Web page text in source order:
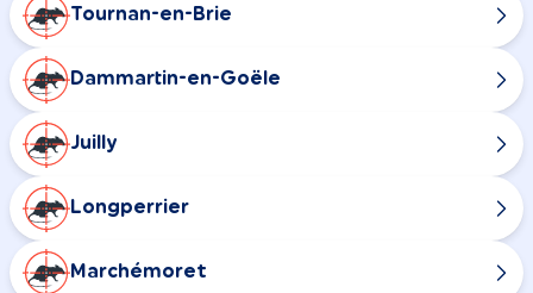
Tournan-en-Brie
Dammartin-en-Goële
Juilly
Longperrier
Marchémoret